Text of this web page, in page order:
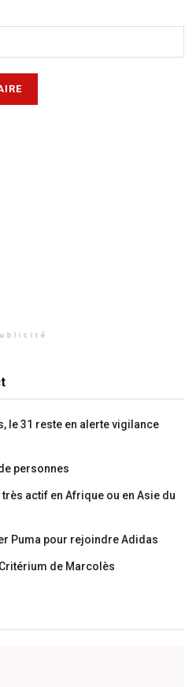
le 31 reste en alerte vigilance
personnes
très actif en Afrique ou en Asie du
Puma pour rejoindre Adidas
de Marcolès